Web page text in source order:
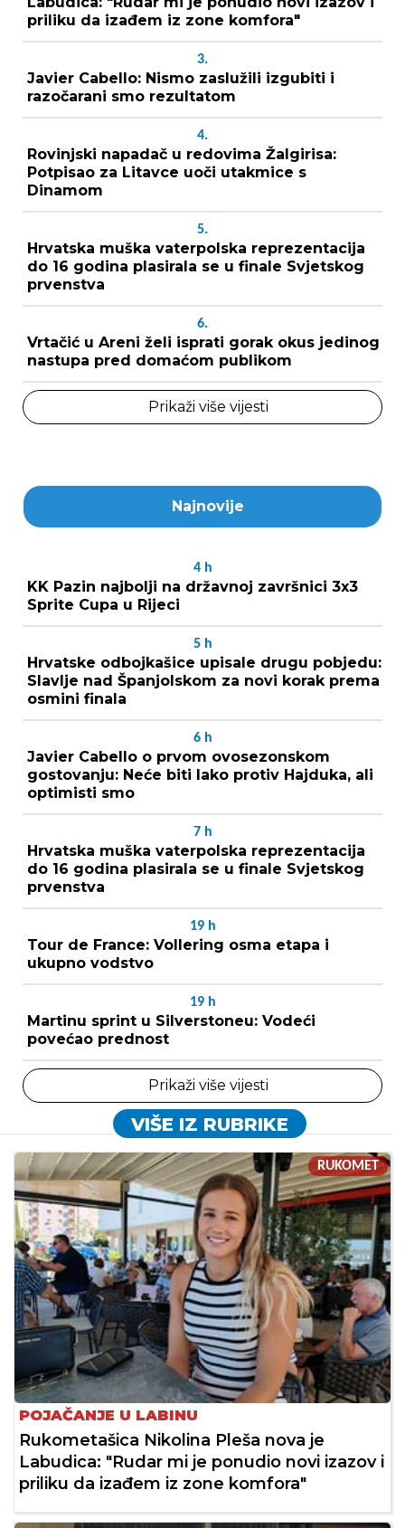
priliku da izađem iz zone komfora"
3.
Javier Cabello: Nismo zaslužili izgubiti i
razočarani smo rezultatom
4.
Rovinjski napadač u redovima Žalgirisa:
Potpisao za Litavce uoči utakmice s
Dinamom
5.
Hrvatska muška vaterpolska reprezentacija
do 16 godina plasirala se u finale Svjetskog
prvenstva
6.
Vrtačić u Areni želi isprati gorak okus jedinog
nastupa pred domaćom publikom
Prikaži više vijesti
Najnovije
4 h
KK Pazin najbolji na državnoj završnici 3x3
Sprite Cupa u Rijeci
5 h
Hrvatske odbojkašice upisale drugu pobjedu:
Slavlje nad Španjolskom za novi korak prema
osmini finala
6 h
Javier Cabello o prvom ovosezonskom
gostovanju: Neće biti lako protiv Hajduka, ali
optimisti smo
7 h
Hrvatska muška vaterpolska reprezentacija
do 16 godina plasirala se u finale Svjetskog
prvenstva
19 h
Tour de France: Vollering osma etapa i
ukupno vodstvo
19 h
Martinu sprint u Silverstoneu: Vodeći
povećao prednost
Prikaži više vijesti
VIŠE IZ RUBRIKE
RUKOMET
POJAČANJE U LABINU
Rukometašica Nikolina Pleša nova je
Labudica: "Rudar mi je ponudio novi izazov i
priliku da izađem iz zone komfora"